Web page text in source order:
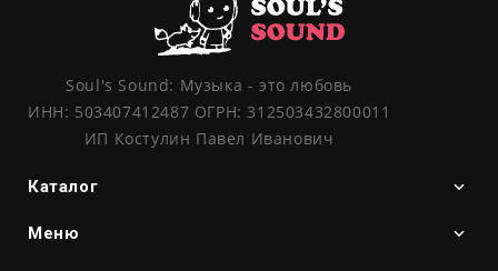
Soul's Sound: Музыка - это любовь
ИНН: 503407412487 ОГРН: 312503432800011
ИП Костулин Павел Иванович
Каталог
Меню